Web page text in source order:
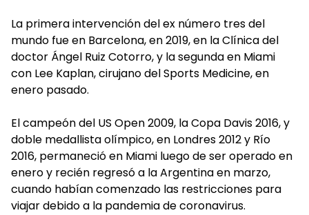
La primera intervención del ex número tres del
mundo fue en Barcelona, en 2019, en la Clínica del
doctor Ángel Ruiz Cotorro, y la segunda en Miami
con Lee Kaplan, cirujano del Sports Medicine, en
enero pasado.
El campeón del US Open 2009, la Copa Davis 2016, y
doble medallista olímpico, en Londres 2012 y Río
2016, permaneció en Miami luego de ser operado en
enero y recién regresó a la Argentina en marzo,
cuando habían comenzado las restricciones para
viajar debido a la pandemia de coronavirus.